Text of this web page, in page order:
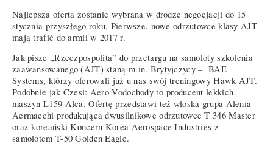
Najlepsza oferta zostanie wybrana w drodze negocjacji do 15
stycznia przyszłego roku. Pierwsze, nowe odrzutowce klasy AJT
mają trafić do armii w 2017 r.
Jak pisze „Rzeczpospolita” do przetargu na samoloty szkolenia
zaawansowanego (AJT) staną m.in. Brytyjczycy – BAE
Systems, którzy oferowali już u nas swój treningowy Hawk AJT.
Podobnie jak Czesi: Aero Vodochody to producent lekkich
maszyn L159 Alca. Ofertę przedstawi też włoska grupa Alenia
Aermacchi produkująca dwusilnikowe odrzutowce T 346 Master
oraz koreański Koncern Korea Aerospace Industries z
samolotem T-50 Golden Eagle.